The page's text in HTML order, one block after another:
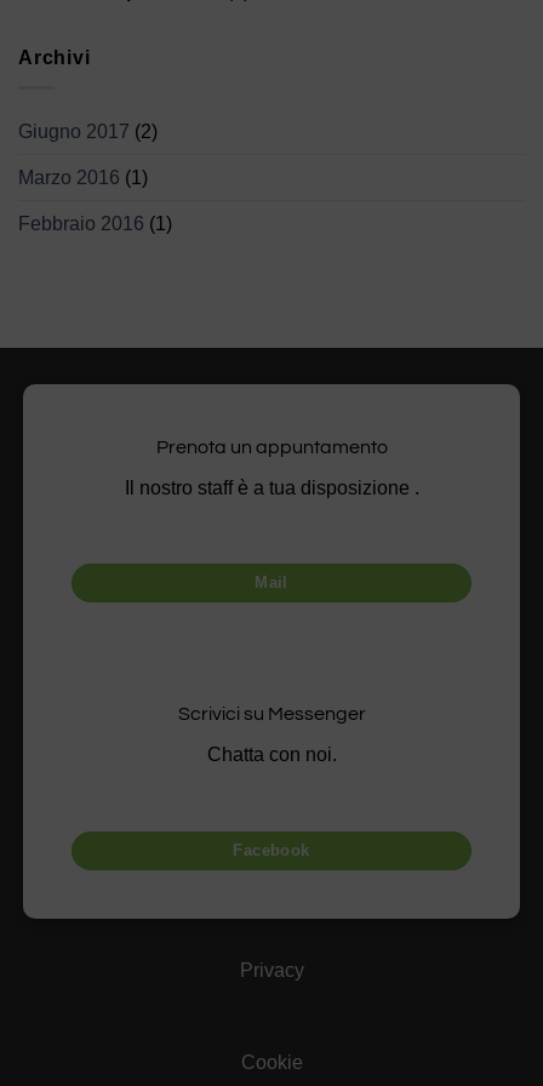
Archivi
Giugno 2017 (2)
Marzo 2016 (1)
Febbraio 2016 (1)
Prenota un appuntamento
Il nostro staff è a tua disposizione .
Mail
Scrivici su Messenger
Chatta con noi.
Facebook
Privacy
Cookie